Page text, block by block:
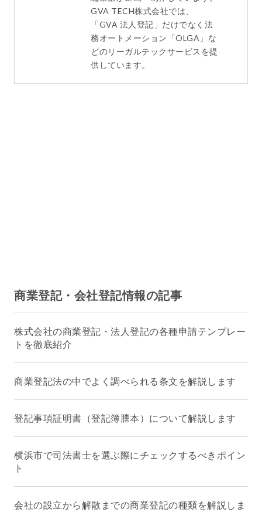
GVA TECH株式会社では、
「GVA 法人登記」だけでなく法
務オートメーション「OLGA」な
どのリーガルテックサービスを提
供しています。
商業登記・会社登記情報の記事
株式会社の商業登記・法人登記の各種申請テンプレー
トを徹底紹介
商業登記法の中でよく調べられる条文を解説します
登記事項証明書（登記簿謄本）について解説します
横浜市で司法書士を選ぶ際にチェックするべきポイン
ト
会社の設立から解散までの商業登記の種類を解説しま